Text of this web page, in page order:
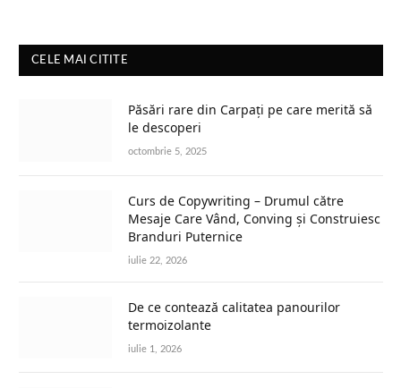
CELE MAI CITITE
Păsări rare din Carpați pe care merită să
le descoperi
octombrie 5, 2025
Curs de Copywriting – Drumul către
Mesaje Care Vând, Conving și Construiesc
Branduri Puternice
iulie 22, 2026
De ce contează calitatea panourilor
termoizolante
iulie 1, 2026